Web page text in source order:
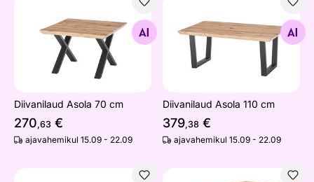
Diivanilaud Asola 70 cm
Otsi sarnaseid
Diivanilaud Asola 70 cm
270,63 €
ajavahemikul 15.09 - 22.09
Otsi sarnaseid
Diivanilaud Asola 110 cm
379,38 €
ajavahemikul 15.09 - 22.09